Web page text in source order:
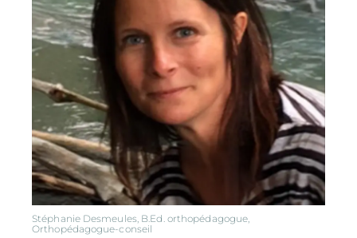
Stéphanie Desmeules, B.Ed. orthopédagogue,
Orthopédagogue-conseil